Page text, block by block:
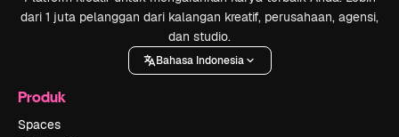
dari 1 juta pelanggan dari kalangan kreatif, perusahaan, agensi,
dan studio.
Bahasa Indonesia
Produk
Spaces